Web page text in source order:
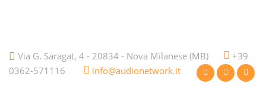
Via G. Saragat, 4 - 20834 - Nova Milanese (MB)
+39
0362-571116
info@audionetwork.it